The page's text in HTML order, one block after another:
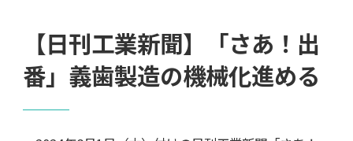
【日刊工業新聞】「さあ！出
番」義歯製造の機械化進める